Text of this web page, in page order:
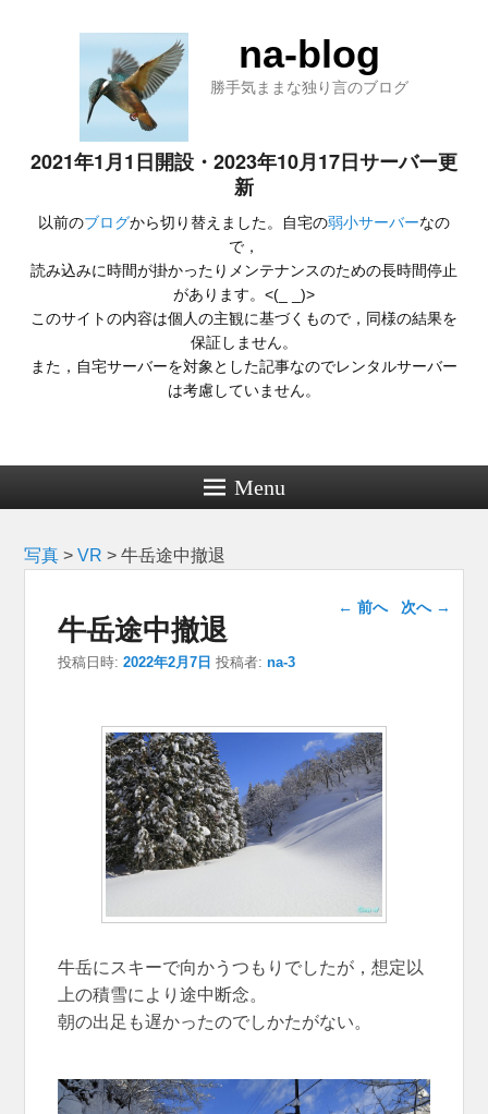
na-blog
勝手気ままな独り言のブログ
2021年1月1日開設・2023年10月17日サーバー更
新
以前のブログから切り替えました。自宅の弱小サーバーなの
で，
読み込みに時間が掛かったりメンテナンスのための長時間停止
があります。<(_ _)>
このサイトの内容は個人の主観に基づくもので，同様の結果を
保証しません。
また，自宅サーバーを対象とした記事なのでレンタルサーバー
は考慮していません。
Menu
写真 >VR >牛岳途中撤退
投稿ナビゲー
ション
← 前へ 次へ →
牛岳途中撤退
投稿日時:2022年2月7日 投稿者:na-3
牛岳にスキーで向かうつもりでしたが，想定以
上の積雪により途中断念。
朝の出足も遅かったのでしかたがない。